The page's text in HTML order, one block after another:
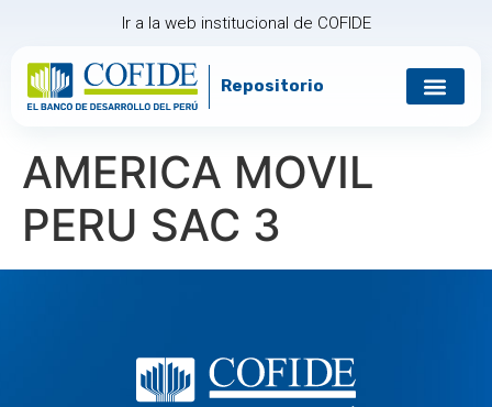
Ir a la web institucional de COFIDE
Repositorio
AMERICA MOVIL
PERU SAC 3